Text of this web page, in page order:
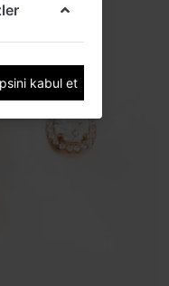
kabul et